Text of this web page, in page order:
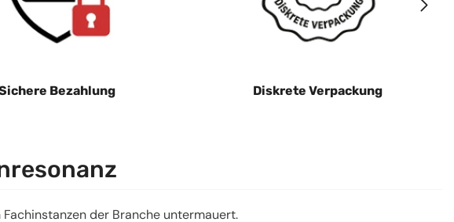
Bezahlung Diskrete Verpackung
der Branche untermauert.